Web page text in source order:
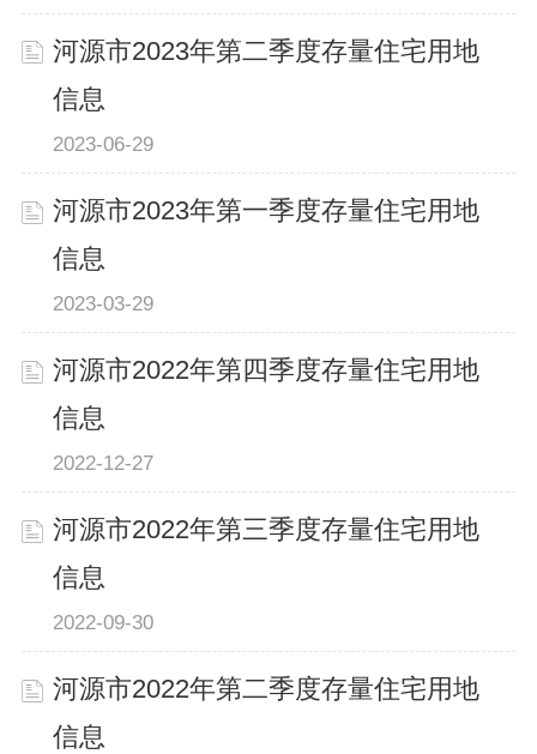
河源市2023年第二季度存量住宅用地
信息
2023-06-29
河源市2023年第一季度存量住宅用地
信息
2023-03-29
河源市2022年第四季度存量住宅用地
信息
2022-12-27
河源市2022年第三季度存量住宅用地
信息
2022-09-30
河源市2022年第二季度存量住宅用地
信息